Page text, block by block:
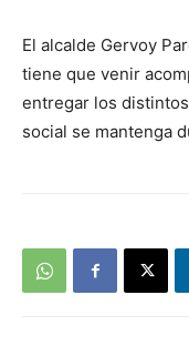
El alcalde Gervoy
tiene que venir
entregar los
social se mantenga